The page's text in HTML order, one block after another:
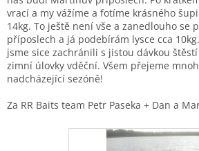
vrací a my vážíme a fotíme krásného
14kg. To ještě není vše a zanedlouho se
příposlech a já podebírám lysce cca
jsme sice zachránili s jistou dávkou
zimní úlovky vděční. Všem přejeme
nadcházející sezóně!
Za RR Baits team Petr Paseka + Dan a